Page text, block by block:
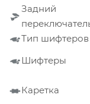
Задний
Тип шифтеров
Шифтеры
Каретка